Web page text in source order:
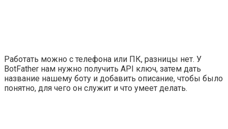
Работать можно с телефона или ПК, разницы нет. У
BotFather нам нужно получить API ключ, затем дать
название нашему боту и добавить описание, чтобы было
понятно, для чего он служит и что умеет делать.